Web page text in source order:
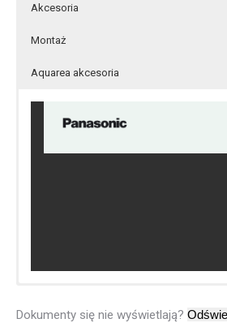
Akcesoria
Montaż
Aquarea akcesoria
Dokumenty się nie wyświetlają?